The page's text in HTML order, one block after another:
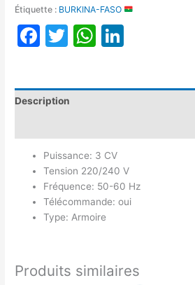
Étiquette : BURKINA-FASO
Facebook
TwitterWhatsApp
Description
Puissance: 3 CV
Tension 220/240 V
Fréquence: 50-60 Hz
Télécommande: oui
Type: Armoire
Produits similaires